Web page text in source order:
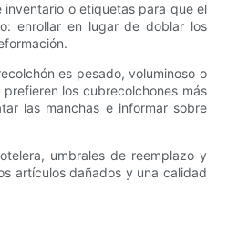
o etiquetas para que el
enrollar en lugar de doblar los
es pesado, voluminoso o
los cubrecolchones más
las manchas e informar sobre
umbrales de reemplazo y
artículos dañados y una calidad